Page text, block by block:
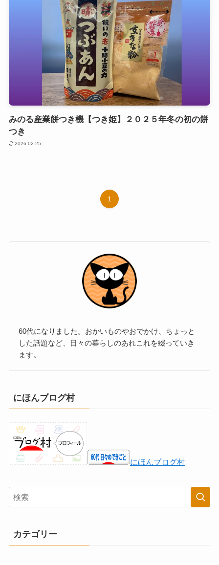
みのる産業餅つき機【つき姫】２０２５年冬の初の餅
つき
2026-02-25
1
60代になりました。おかいものやおでかけ、ちょっと
した話題など、日々の暮らしのあれこれを綴っていき
ます。
にほんブログ村
にほんブログ村
カテゴリー